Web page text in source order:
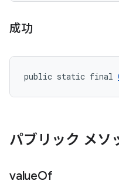
成功
public static final
パブリック メソ
valueOf